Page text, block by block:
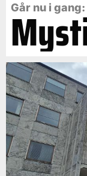
Går nu i gang: